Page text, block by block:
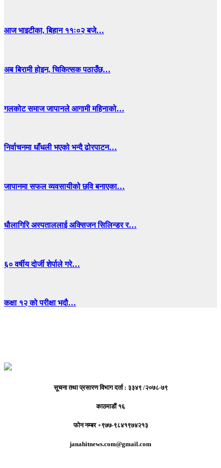
आज भाइटीका, बिहान ११ः०२ बजे…
अब बिरामी होइन, चिकित्सक पठाउँछ…
गलकोट समाज जापानले आगामी महिनाको…
निर्वाचनमा धाँधली भएको भन्दै ढोरपाटन…
जापानमा सफल व्यवसायीको छवि बनाएका…
धाैलागिरि अस्पताललाई अक्सिजन सिलिन्डर र…
६० वर्षीय दोर्जी शेर्पाले गरे…
कक्षा १२ को परीक्षा भदौ…
सूचना तथा प्रसारण विभाग दर्ता : ३३४९ /२०७८-७९
काठमाडौं १६
फोन नम्बर +९७७-९८४१९७४२१३
janahitnews.com@gmail.com